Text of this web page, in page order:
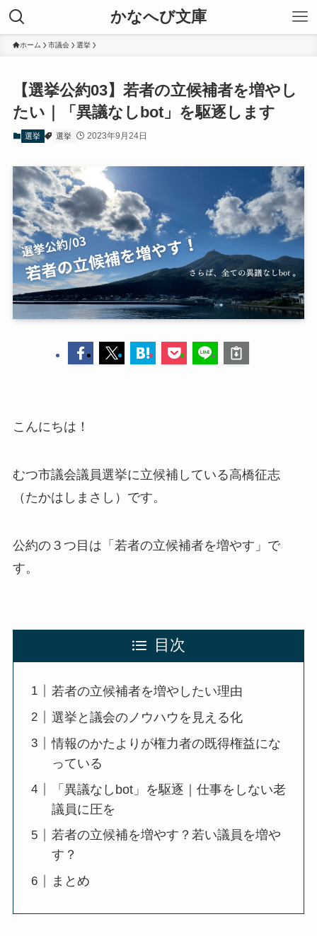
かなへび文庫
ホーム 市議会 選挙
【選挙公約03】若者の立候補者を増やし
たい｜「異議なしbot」を駆逐します
選挙 選挙 2023年9月24日
こんにちは！
むつ市議会議員選挙に立候補している高橋征志
（たかはしまさし）です。
公約の３つ目は「若者の立候補者を増やす」で
す。
目次
若者の立候補者を増やしたい理由
選挙と議会のノウハウを見える化
情報のかたよりが権力者の既得権益にな
っている
「異議なしbot」を駆逐｜仕事をしない老
議員に圧を
若者の立候補を増やす？若い議員を増や
す？
まとめ